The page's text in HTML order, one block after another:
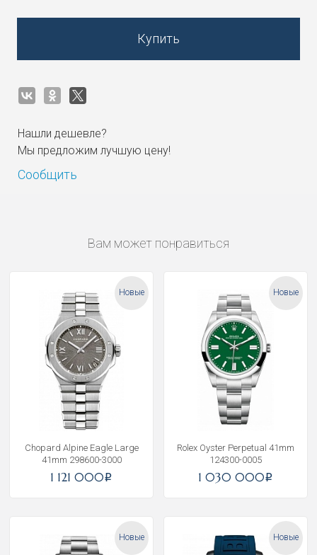
Купить
Нашли дешевле?
Мы предложим лучшую цену!
Сообщить
Вам может понравиться
Новые
Chopard Alpine Eagle Large
41mm 298600-3000
1 121 000i
Новые
Rolex Oyster Perpetual 41mm
124300-0005
1 030 000i
Новые Новые